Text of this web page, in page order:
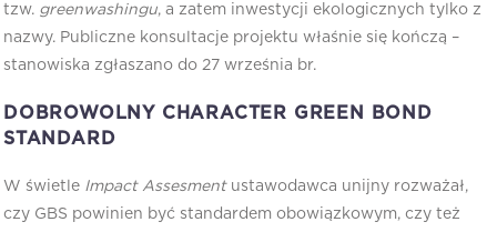
tzw. greenwashingu, a zatem inwestycji ekologicznych tylko z
nazwy. Publiczne konsultacje projektu właśnie się kończą –
stanowiska zgłaszano do 27 września br.
DOBROWOLNY CHARACTER GREEN BOND
STANDARD
W świetle Impact Assesmentustawodawca unijny rozważał,
czy GBS powinien być standardem obowiązkowym, czy też